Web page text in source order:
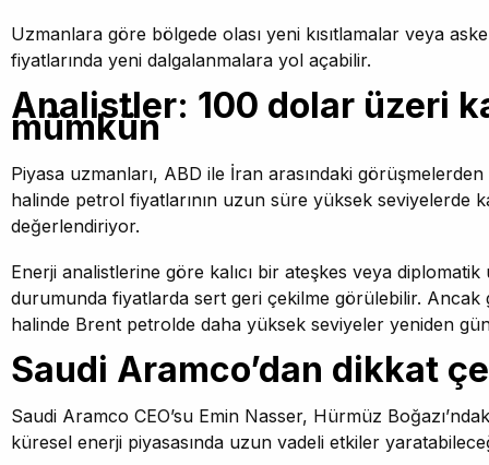
Uzmanlara göre bölgede olası yeni kısıtlamalar veya
fiyatlarında yeni dalgalanmalara yol açabilir.
Analistler: 100 dolar üzeri
mümkün
Piyasa uzmanları, ABD ile İran arasındaki görüşmelerden
halinde petrol fiyatlarının uzun süre yüksek seviyelerde
değerlendiriyor.
Enerji analistlerine göre kalıcı bir ateşkes veya diplomatik
durumunda fiyatlarda sert geri çekilme görülebilir. Ancak
halinde Brent petrolde daha yüksek seviyeler yeniden
Saudi Aramco’dan dikkat
Saudi Aramco CEO’su Emin Nasser, Hürmüz
küresel enerji piyasasında uzun vadeli etkiler